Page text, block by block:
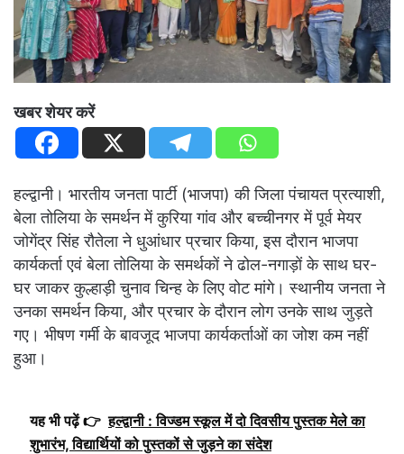
खबर शेयर करें
हल्द्वानी। भारतीय जनता पार्टी (भाजपा) की जिला पंचायत प्रत्याशी,
बेला तोलिया के समर्थन में कुरिया गांव और बच्चीनगर में पूर्व मेयर
जोगेंद्र सिंह रौतेला ने धुआंधार प्रचार किया, इस दौरान भाजपा
कार्यकर्ता एवं बेला तोलिया के समर्थकों ने ढोल-नगाड़ों के साथ घर-
घर जाकर कुल्हाड़ी चुनाव चिन्ह के लिए वोट मांगे। स्थानीय जनता ने
उनका समर्थन किया, और प्रचार के दौरान लोग उनके साथ जुड़ते
गए। भीषण गर्मी के बावजूद भाजपा कार्यकर्ताओं का जोश कम नहीं
हुआ।
यह भी पढ़ें 👉 हल्द्वानी : विज्डम स्कूल में दो दिवसीय पुस्तक मेले का
शुभारंभ, विद्यार्थियों को पुस्तकों से जुड़ने का संदेश